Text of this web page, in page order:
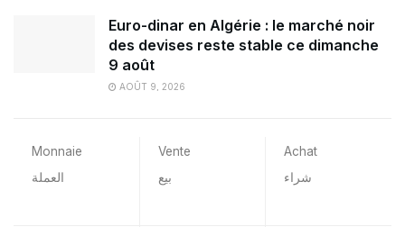
Euro-dinar en Algérie : le marché noir
des devises reste stable ce dimanche
9 août
AOÛT 9, 2026
Monnaie
العملة
Vente
بيع
Achat
شراء